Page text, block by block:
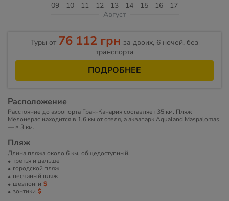
09 10 11 12 13 14 15 16 17
Август
Туры от 76 112 грн за двоих, 6 ночей, без
транспорта
ПОДРОБНЕЕ
Расположение
Расстояние до аэропорта Гран-Канария составляет 35 км. Пляж
Мелонерас находится в 1,6 км от отеля, а аквапарк Aqualand Maspalomas
— в 3 км.
Пляж
Длина пляжа около 6 км, общедоступный.
третья и дальше
городской пляж
песчаный пляж
шезлонги
зонтики